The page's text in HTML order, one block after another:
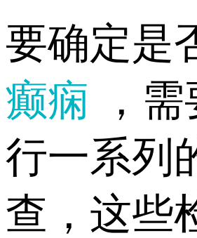
要确定是
癫痫
，
行一系列
查，这些